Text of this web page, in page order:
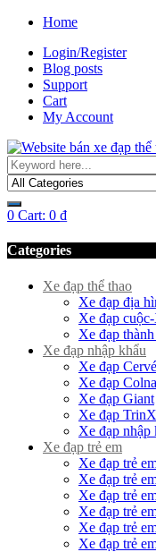
Home
Login/Register
Blog posts
Support
Cart
My Account
0 Cart: 0 ₫
Categories
Xe đạp thể thao
Xe đạp địa
Xe đạp
Xe đạp
Xe đạp nhập khẩu
Xe đạp
Xe đạp
Xe đạp Giant
Xe đạp TrinX
Xe đạp nhập
Xe đạp trẻ em
Xe đạp trẻ
Xe đạp trẻ
Xe đạp trẻ
Xe đạp trẻ
Xe đạp trẻ
Xe đạp trẻ